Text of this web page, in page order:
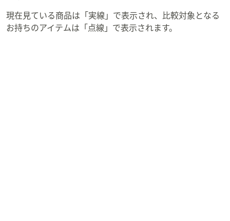
現在見ている商品は「実線」で表示され、比較対象となる
お持ちのアイテムは「点線」で表示されます。